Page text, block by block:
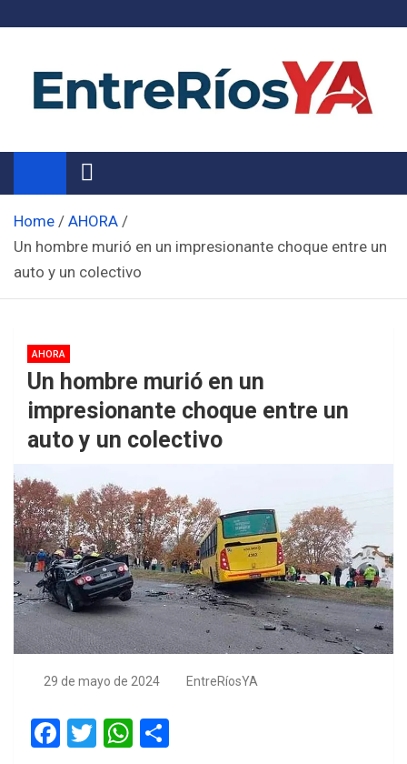
Noticias de Entre Ríos
Información de toda la provincia ahora
Home
AHORA
Un hombre murió en un impresionante choque entre un
auto y un colectivo
AHORA
Un hombre murió en un
impresionante choque entre un
auto y un colectivo
29 de mayo de 2024 EntreRíosYA
F
T
W